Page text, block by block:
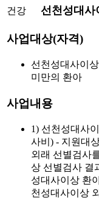
건강 선천성대사
사업대상(자격)
선천성대사이
미만의 환아
사업내용
1) 선천성대사
사비) - 지원대
외래 선별검사
상 선별검사 결
성대사이상 환
천성대사이상